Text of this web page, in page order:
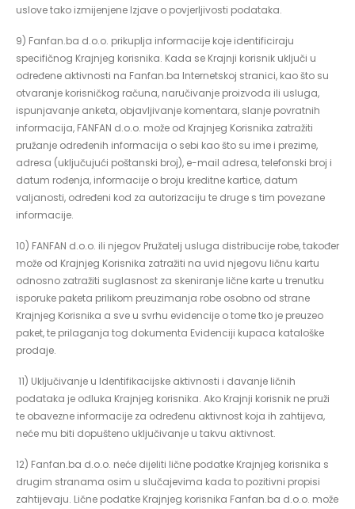
uslove tako izmijenjene Izjave o povjerljivosti podataka.
9) Fanfan.ba d.o.o. prikuplja informacije koje identificiraju
specifičnog Krajnjeg korisnika. Kada se Krajnji korisnik uključi u
određene aktivnosti na Fanfan.ba Internetskoj stranici, kao što su
otvaranje korisničkog računa, naručivanje proizvoda ili usluga,
ispunjavanje anketa, objavljivanje komentara, slanje povratnih
informacija, FANFAN d.o.o. može od Krajnjeg Korisnika zatražiti
pružanje određenih informacija o sebi kao što su ime i prezime,
adresa (uključujući poštanski broj), e-mail adresa, telefonski broj i
datum rođenja, informacije o broju kreditne kartice, datum
valjanosti, određeni kod za autorizaciju te druge s tim povezane
informacije.
10) FANFAN d.o.o. ili njegov Pružatelj usluga distribucije robe, također
može od Krajnjeg Korisnika zatražiti na uvid njegovu ličnu kartu
odnosno zatražiti suglasnost za skeniranje lične karte u trenutku
isporuke paketa prilikom preuzimanja robe osobno od strane
Krajnjeg Korisnika a sve u svrhu evidencije o tome tko je preuzeo
paket, te prilaganja tog dokumenta Evidenciji kupaca kataloške
prodaje.
11) Uključivanje u Identifikacijske aktivnosti i davanje ličnih
podataka je odluka Krajnjeg korisnika. Ako Krajnji korisnik ne pruži
te obavezne informacije za određenu aktivnost koja ih zahtijeva,
neće mu biti dopušteno uključivanje u takvu aktivnost.
12) Fanfan.ba d.o.o. neće dijeliti lične podatke Krajnjeg korisnika s
drugim stranama osim u slučajevima kada to pozitivni propisi
zahtijevaju. Lične podatke Krajnjeg korisnika Fanfan.ba d.o.o. može